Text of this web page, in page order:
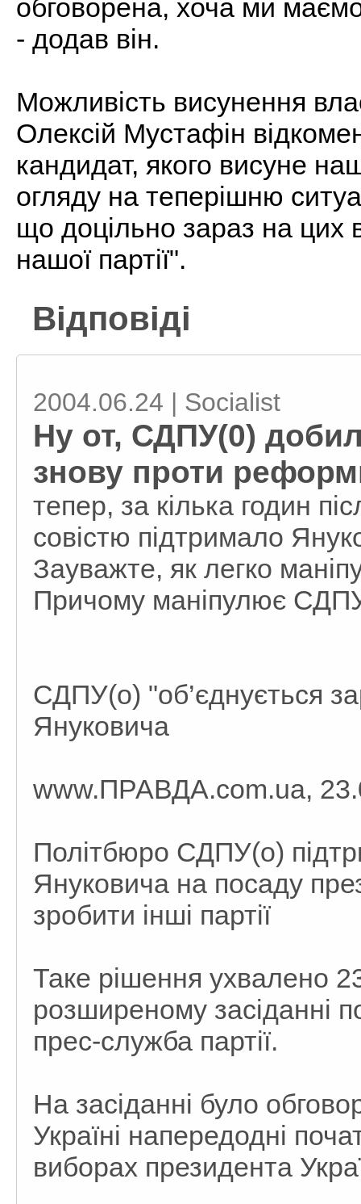
обговорена, хоча ми
- додав він.
Можливість висунення
Олексій Мустафін
кандидат, якого висуне
огляду на теперішню
що доцільно зараз на цих
нашої партії".
Відповіді
2004.06.24 | Socialist
Ну от, СДПУ(0)
знову проти
тепер, за кілька годин
совістю підтримало
Зауважте, як легко
Причому маніпулює
СДПУ(о) "об’єднується
Януковича
www.ПРАВДА.com.ua,
Політбюро СДПУ(о)
Януковича на посаду
зробити інші партії
Таке рішення ухвалено
розширеному засіданні
прес-служба партії.
На засіданні було
Україні напередодні
виборах президента